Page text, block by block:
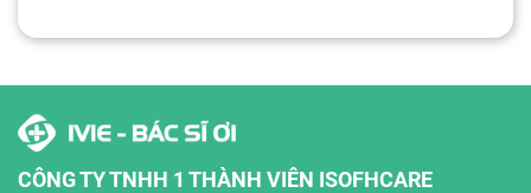
CÔNG TY TNHH 1 THÀNH VIÊN ISOFHCARE